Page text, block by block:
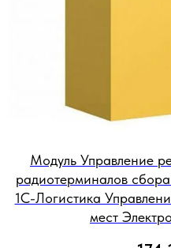
Модуль Управление
радиотерминалов
1С-Логистика
мест